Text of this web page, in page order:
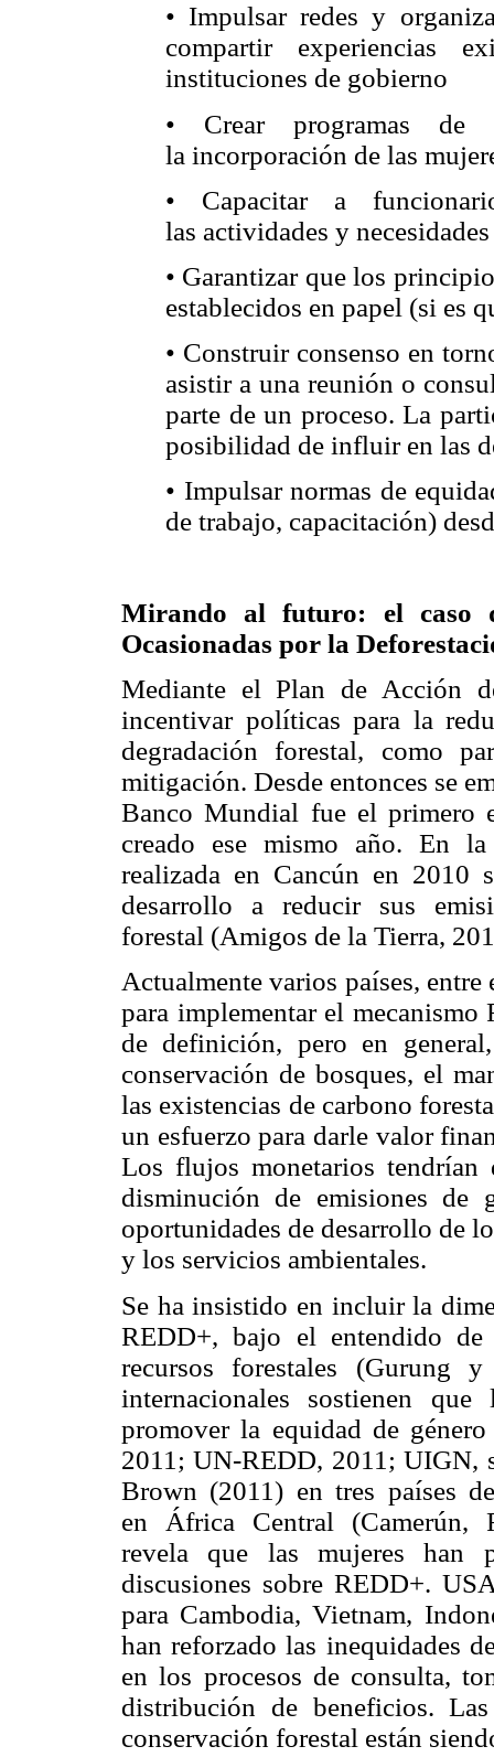
• Impulsar redes y
compartir experiencias
instituciones de gobierno
• Crear programas de
la incorporación de las
• Capacitar a
las actividades y
• Garantizar que los
establecidos en papel (si es
• Construir consenso en
asistir a una reunión o
parte de un proceso. La
posibilidad de influir en las
• Impulsar normas de
de trabajo, capacitación)
Mirando al futuro: el caso
Ocasionadas por la
Mediante el Plan de Acción
incentivar políticas para la
degradación forestal, como
mitigación. Desde entonces se
Banco Mundial fue el primero
creado ese mismo año. En
realizada en Cancún en 2010
desarrollo a reducir sus
forestal (Amigos de la Tierra,
Actualmente varios países,
para implementar el mecanismo
de definición, pero en
conservación de bosques, el
las existencias de carbono
un esfuerzo para darle valor
Los flujos monetarios
disminución de emisiones de
oportunidades de desarrollo de
y los servicios ambientales.
Se ha insistido en incluir la
REDD+, bajo el entendido
recursos forestales (Gurung
internacionales sostienen
promover la equidad de
2011; UN-REDD, 2011; UIGN,
Brown (2011) en tres países
en África Central (Camerún,
revela que las mujeres han
discusiones sobre REDD+.
para Cambodia, Vietnam,
han reforzado las inequidades
en los procesos de consulta,
distribución de beneficios.
conservación forestal están